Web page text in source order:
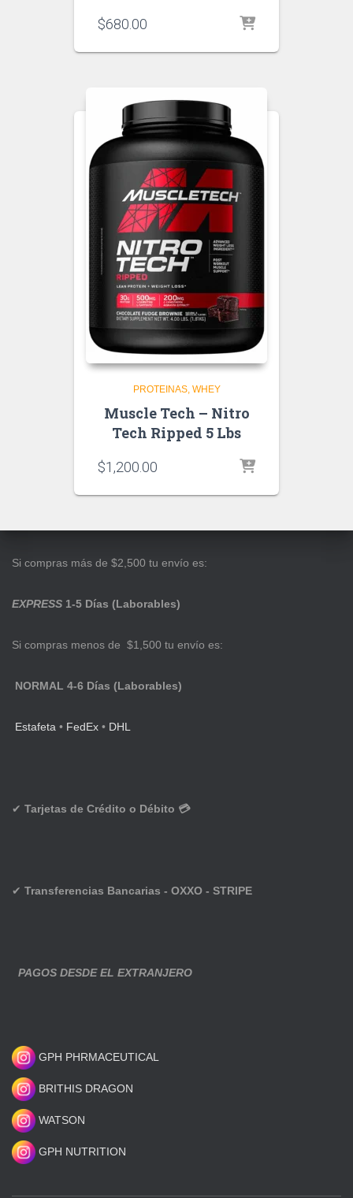
$680.00
PROTEINAS WHEY
Muscle Tech – Nitro
Tech Ripped 5 Lbs
$1,200.00
Si compras más de $2,500 tu envío es:
EXPRESS 1-5 Días (Laborables)
Si compras menos de $1,500 tu envío es:
NORMAL 4-6 Días (Laborables)
Estafeta • FedEx • DHL
✔ Tarjetas de Crédito o Débito 💳
✔ Transferencias Bancarias - OXXO - STRIPE
PAGOS DESDE EL EXTRANJERO
GPH PHRMACEUTICAL
BRITHIS DRAGON
WATSON
GPH NUTRITION